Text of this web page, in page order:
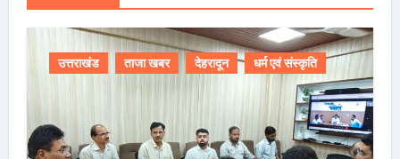
उत्तराखंड ताजा खबर देहरादून धर्म एवं संस्कृति